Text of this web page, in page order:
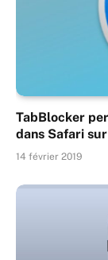
TabBlocker
dans Safari
14 février 2019